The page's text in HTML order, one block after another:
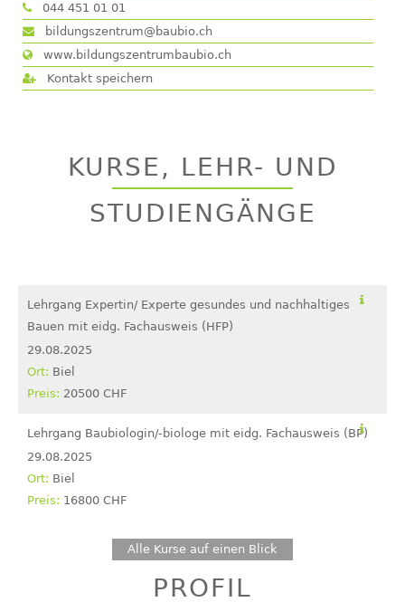
044 451 01 01
bildungszentrum@baubio.ch
www.bildungszentrumbaubio.ch
Kontakt speichern
KURSE, LEHR- UND
STUDIENGÄNGE
Lehrgang Expertin/ Experte gesundes und nachhaltiges
Bauen mit eidg. Fachausweis (HFP)
29.08.2025
Biel
20500 CHF
Lehrgang Baubiologin/-biologe mit eidg. Fachausweis (BP)
29.08.2025
Biel
16800 CHF
Alle Kurse auf einen Blick
PROFIL